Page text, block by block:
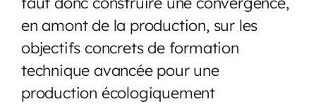
en amont de la production, sur les
objectifs concrets de formation
technique avancée pour une
production écologiquement